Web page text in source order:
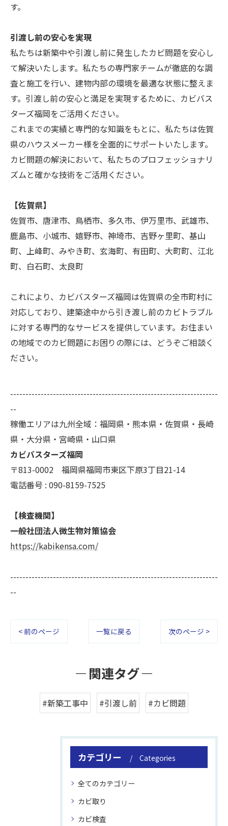
す。
引渡し前の安心を実現
私たちは新築中や引渡し前に発生したカビ問題を安心し
て解決いたします。私たちの専門家チームが徹底的な調
査と施工を行い、建物内部の環境を最適な状態に整えま
す。引渡し前の安心と満足を実現するために、カビバス
ターズ福岡をご活用ください。
これまでの実績と専門的な知識をもとに、私たちは佐賀
県のハウスメーカー様を全面的にサポートいたします。
カビ問題の解決において、私たちのプロフェッショナリ
ズムと確かな技術をご活用ください。
【佐賀県】
佐賀市、唐津市、鳥栖市、多久市、伊万里市、武雄市、
鹿島市、小城市、嬉野市、神埼市、吉野ヶ里町、基山
町、上峰町、みやき町、玄海町、有田町、大町町、江北
町、白石町、太良町
これにより、カビバスターズ福岡は佐賀県の全市町村に
対応しており、建築途中から引き渡し前のカビトラブル
に対する専門的なサービスを提供しています。お住まい
の地域でのカビ問題にお困りの際には、どうぞご相談く
ださい。
--------------------------------------------------------------------
--
稼働エリアは九州全域：福岡県・熊本県・佐賀県・長崎
県・大分県・宮崎県・山口県
カビバスターズ福岡
〒813-0002 福岡県福岡市東区下原3丁目21-14
電話番号 : 090-8159-7525
【検査機関】
一般社団法人微生物対策協会
https://kabikensa.com/
--------------------------------------------------------------------
--
< 前のページ 一覧に戻る 次のページ >
関連タグ
#新築工事中 #引渡し前 #カビ問題
カテゴリー Categories
全てのカテゴリー
カビ取り
カビ検査